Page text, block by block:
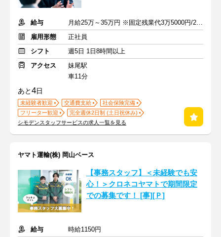
給与
月給25万～35万円 ※固定残業代3万5000円/20時間相当分含む
雇用形態
正社員
シフト
週5日 1日8時間以上
アクセス
妹尾駅
車11分
あと4日
未経験者歓迎 交通費支給
社会保険完備
フリーター歓迎
完全週休2日制 (土日祝休み)
シモデンスタッフサービスの求人一覧を見る
ヤマト運輸(株) 岡山ベース
【事務スタッフ】＜未経験でも安
心！＞クロネコヤマトで期間限定
での募集です！ [事][Ｐ]
給与
時給1150円